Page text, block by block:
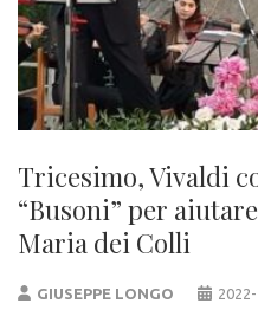
Tricesimo, Vivaldi
“Busoni” per
Maria dei Colli
GIUSEPPE LONGO